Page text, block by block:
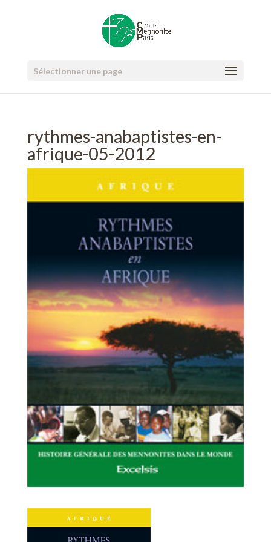
Sélectionner une page
rythmes-anabaptistes-en-
afrique-05-2012